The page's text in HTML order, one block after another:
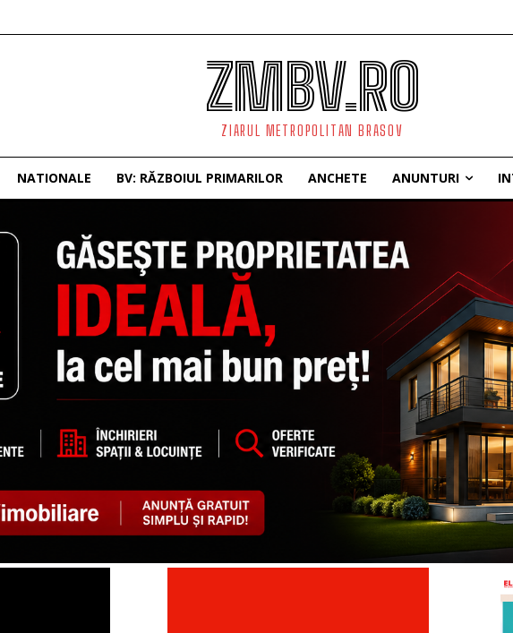
ZMBV.RO
ZIARUL METROPOLITAN BRASOV
NATIONALE BV: RĂZBOIUL PRIMARILOR ANCHETE ANUNTURI